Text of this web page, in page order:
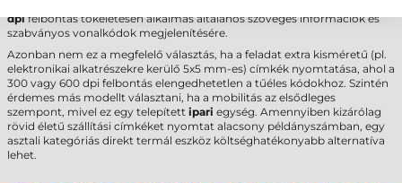
dpifelbontás tökéletesen alkalmas általános szöveges információk és
szabványos vonalkódok megjelenítésére.
Azonban nem ez a megfelelő választás, ha a feladat extra kisméretű (pl.
elektronikai alkatrészekre kerülő 5x5 mm-es) címkék nyomtatása, ahol a
300 vagy 600 dpi felbontás elengedhetetlen a tűéles kódokhoz. Szintén
érdemes más modellt választani, ha a mobilitás az elsődleges
szempont, mivel ez egy telepített ipari egység. Amennyiben kizárólag
rövid életű szállítási címkéket nyomtat alacsony példányszámban, egy
asztali kategóriás direkt termál eszköz költséghatékonyabb alternatíva
lehet.